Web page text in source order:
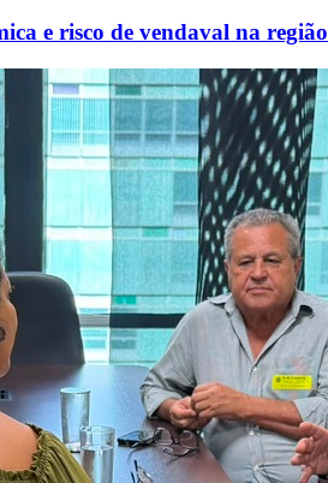
e risco de vendaval na região